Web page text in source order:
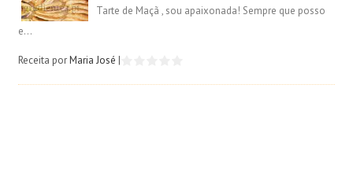
Tarte de Maçã , sou apaixonada! Sempre que posso
e...
Receita porMaria José |